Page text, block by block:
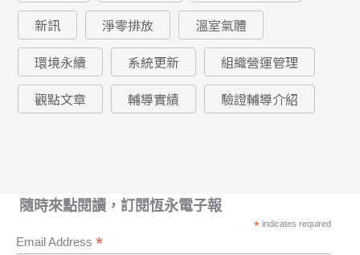
新訊
淨零排放
溫室氣體
環境永續
系統更新
組織營運管理
觀點文章
輔導實績 驗證輔導介紹
隨時來點閱讀，訂閱恆永電子報
*indicates required
Email Address *